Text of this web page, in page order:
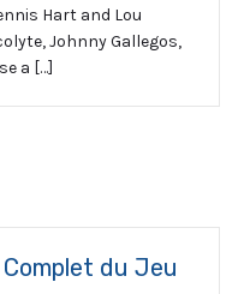
Hart and Lou
Johnny Gallegos,
a […]
du Jeu